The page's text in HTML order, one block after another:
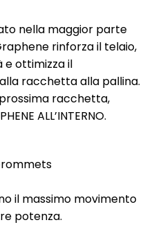
nella maggior parte
rinforza il telaio,
e ottimizza il
racchetta alla pallina.
racchetta,
ALL’INTERNO.
il massimo movimento
potenza.